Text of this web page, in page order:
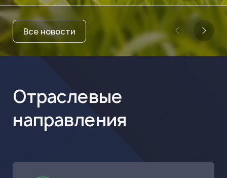
Все новости
Отраслевые
направления